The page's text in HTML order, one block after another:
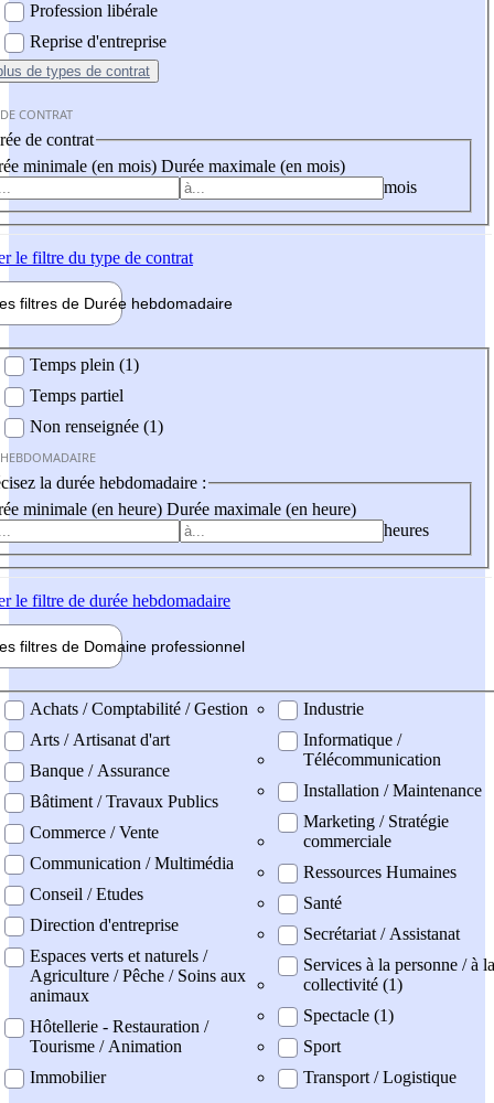
Profession libérale
Reprise d'entreprise
de types de contrat
CONTRAT
de contrat
minimale (en mois) Durée maximale (en mois)
mois
le filtre du type de contrat
filtres de Durée hebdomadaire
Temps plein (1)
Temps partiel
Non renseignée (1)
la durée hebdomadaire :
minimale (en heure) Durée maximale (en heure)
heures
le filtre de durée hebdomadaire
filtres de Domaine professionnel
professionel
Achats / Comptabilité / Gestion
Arts / Artisanat d'art
Banque / Assurance
Bâtiment / Travaux Publics
Commerce / Vente
Communication / Multimédia
Conseil / Etudes
Direction d'entreprise
Espaces verts et naturels /
Agriculture / Pêche / Soins aux
animaux
Hôtellerie - Restauration /
Tourisme / Animation
Immobilier
Industrie
Informatique /
Télécommunication
Installation / Maintenance
Marketing / Stratégie
commerciale
Ressources Humaines
Santé
Secrétariat / Assistanat
Services à la personne / à la
collectivité (1)
Spectacle (1)
Sport
Transport / Logistique